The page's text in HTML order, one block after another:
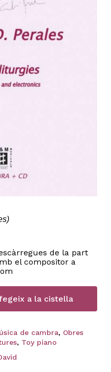
de la part
el compositor a
a la cistella
de cambra, Obres
, Toy piano